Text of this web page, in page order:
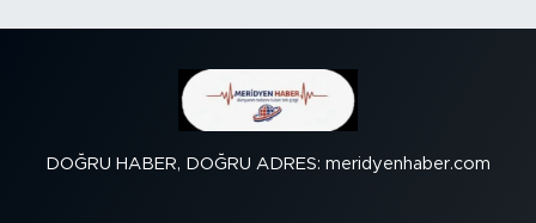
DOĞRU HABER, DOĞRU ADRES: meridyenhaber.com